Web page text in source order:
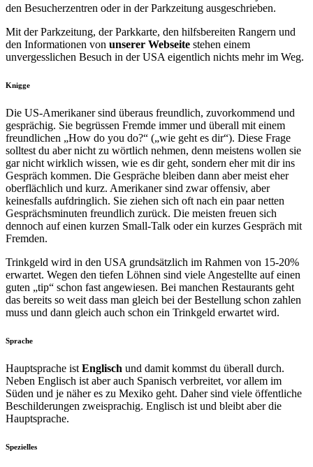
den Besucherzentren oder in der Parkzeitung ausgeschrieben.
Mit der Parkzeitung, der Parkkarte, den hilfsbereiten Rangern und
den Informationen von unserer Webseite stehen einem
unvergesslichen Besuch in der USA eigentlich nichts mehr im Weg.
Knigge
Die US-Amerikaner sind überaus freundlich, zuvorkommend und
gesprächig. Sie begrüssen Fremde immer und überall mit einem
freundlichen „How do you do?“ („wie geht es dir“). Diese Frage
solltest du aber nicht zu wörtlich nehmen, denn meistens wollen sie
gar nicht wirklich wissen, wie es dir geht, sondern eher mit dir ins
Gespräch kommen. Die Gespräche bleiben dann aber meist eher
oberflächlich und kurz. Amerikaner sind zwar offensiv, aber
keinesfalls aufdringlich. Sie ziehen sich oft nach ein paar netten
Gesprächsminuten freundlich zurück. Die meisten freuen sich
dennoch auf einen kurzen Small-Talk oder ein kurzes Gespräch mit
Fremden.
Trinkgeld wird in den USA grundsätzlich im Rahmen von 15-20%
erwartet. Wegen den tiefen Löhnen sind viele Angestellte auf einen
guten „tip“ schon fast angewiesen. Bei manchen Restaurants geht
das bereits so weit dass man gleich bei der Bestellung schon zahlen
muss und dann gleich auch schon ein Trinkgeld erwartet wird.
Sprache
Hauptsprache ist Englisch und damit kommst du überall durch.
Neben Englisch ist aber auch Spanisch verbreitet, vor allem im
Süden und je näher es zu Mexiko geht. Daher sind viele öffentliche
Beschilderungen zweisprachig. Englisch ist und bleibt aber die
Hauptsprache.
Spezielles